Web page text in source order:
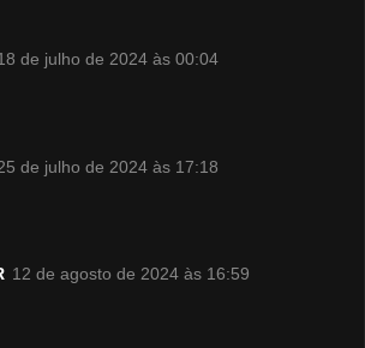
de julho de 2024 às 00:04
de julho de 2024 às 17:18
12 de agosto de 2024 às 16:59